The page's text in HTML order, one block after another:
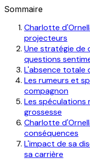
Sommaire
Charlotte
projecteurs
Une stratégie de
questions
L'absence totale
Les rumeurs et
compagnon
Les spéculations
grossesse
Charlotte
conséquences
L'impact de sa
sa carrière